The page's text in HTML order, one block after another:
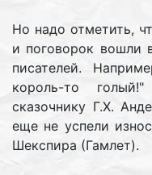
Но надо отметить,
и поговорок вошли
писателей.
король-то
сказочнику Г.Х.
еще не успели
Шекспира (Гамлет).